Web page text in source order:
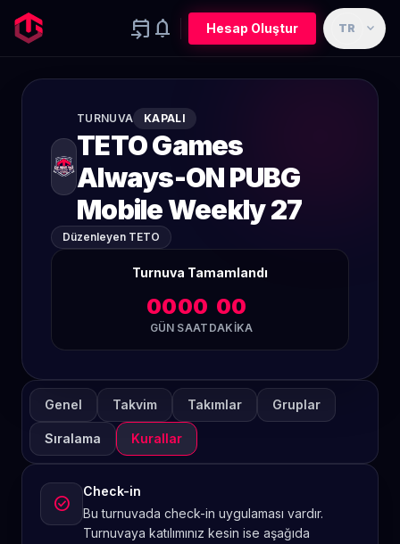
event_upcoming notifications Hesap Oluştur TR expand_more
TURNUVA KAPALI
TETO Games
Always-ON PUBG
Mobile Weekly 27
Düzenleyen TETO
Turnuva Tamamlandı
00
GÜN
00
SAAT
00
DAKIKA
Genel Takvim Takımlar Gruplar
Sıralama Kurallar
check_circle
Check-in
Bu turnuvada check-in uygulaması vardır.
Turnuvaya katılımınız kesin ise aşağıda